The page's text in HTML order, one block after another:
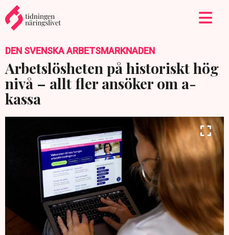
DEN SVENSKA ARBETSMARKNADEN
Arbetslösheten på historiskt hög
nivå – allt fler ansöker om a-
kassa